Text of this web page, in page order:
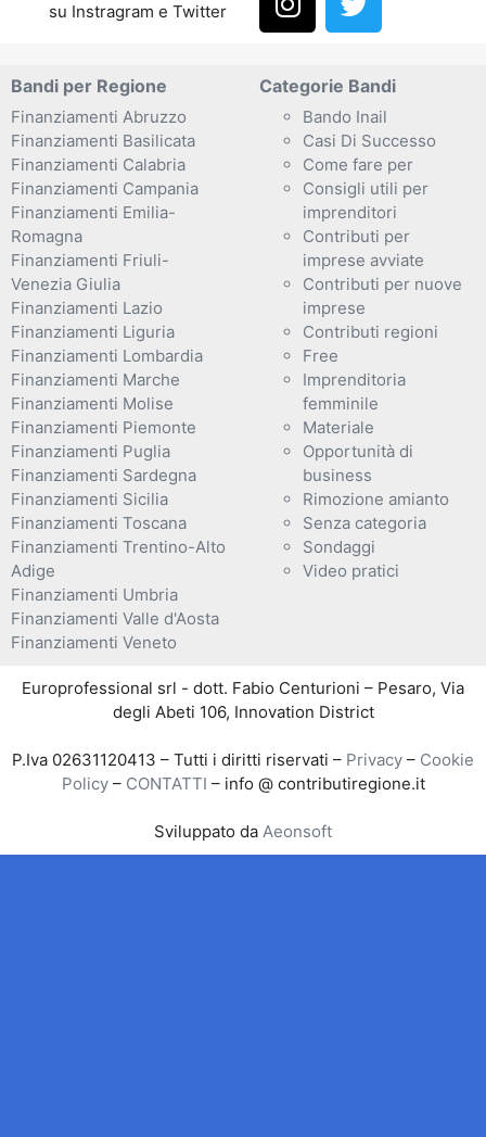
su Instragram e Twitter
Bandi per Regione
Finanziamenti Abruzzo
Finanziamenti Basilicata
Finanziamenti Calabria
Finanziamenti Campania
Finanziamenti Emilia-
Romagna
Finanziamenti Friuli-
Venezia Giulia
Finanziamenti Lazio
Finanziamenti Liguria
Finanziamenti Lombardia
Finanziamenti Marche
Finanziamenti Molise
Finanziamenti Piemonte
Finanziamenti Puglia
Finanziamenti Sardegna
Finanziamenti Sicilia
Finanziamenti Toscana
Finanziamenti Trentino-Alto
Adige
Finanziamenti Umbria
Finanziamenti Valle d'Aosta
Finanziamenti Veneto
Categorie Bandi
Bando Inail
Casi Di Successo
Come fare per
Consigli utili per
imprenditori
Contributi per
imprese avviate
Contributi per nuove
imprese
Contributi regioni
Free
Imprenditoria
femminile
Materiale
Opportunità di
business
Rimozione amianto
Senza categoria
Sondaggi
Video pratici
Europrofessional srl - dott. Fabio Centurioni – Pesaro, Via
degli Abeti 106, Innovation District
P.Iva 02631120413 – Tutti i diritti riservati – Privacy – Cookie
Policy– CONTATTI – info @ contributiregione.it
Sviluppato da Aeonsoft